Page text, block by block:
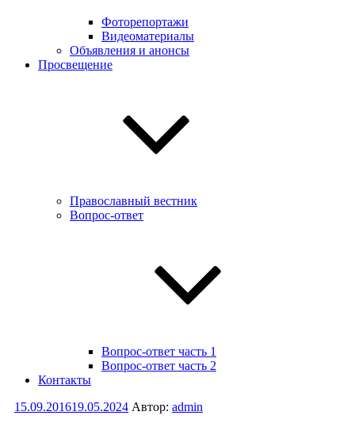
Фоторепортажи
Видеоматериалы
Объявления и анонсы
Просвещение
Православный вестник
Вопрос-ответ
Вопрос-ответ часть 1
Вопрос-ответ часть 2
Контакты
Опубликовано
15.09.201619.05.2024 Автор: admin